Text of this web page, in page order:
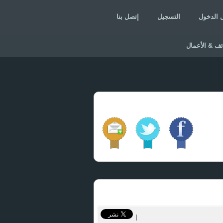
الدخول التسجيل إتصل بنا
& الأعمال
|